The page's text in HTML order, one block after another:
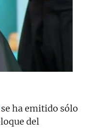
se ha emitido sólo
del